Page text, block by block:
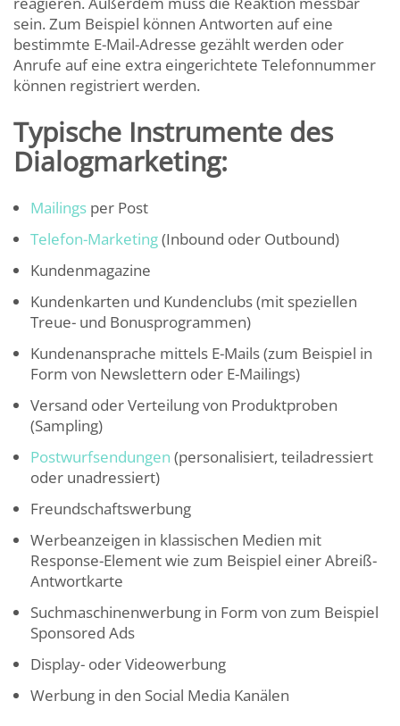
sein. Zum Beispiel können Antworten auf eine
bestimmte E-Mail-Adresse gezählt werden oder
Anrufe auf eine extra eingerichtete Telefonnummer
können registriert werden.
Typische Instrumente des
Dialogmarketing:
Mailings per Post
Telefon-Marketing(Inbound oder Outbound)
Kundenmagazine
Kundenkarten und Kundenclubs (mit speziellen
Treue- und Bonusprogrammen)
Kundenansprache mittels E-Mails (zum Beispiel in
Form von Newslettern oder E-Mailings)
Versand oder Verteilung von Produktproben
(Sampling)
Postwurfsendungen (personalisiert, teiladressiert
oder unadressiert)
Freundschaftswerbung
Werbeanzeigen in klassischen Medien mit
Response-Element wie zum Beispiel einer Abreiß-
Antwortkarte
Suchmaschinenwerbung in Form von zum Beispiel
Sponsored Ads
Display- oder Videowerbung
Werbung in den Social Media Kanälen